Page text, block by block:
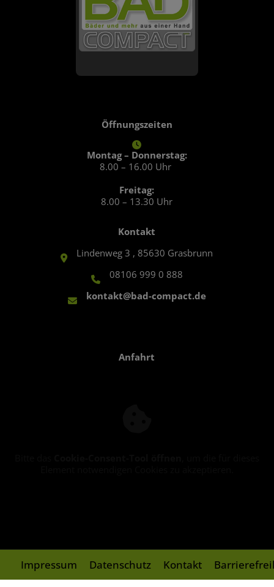
Öffnungszeiten
Montag – Donnerstag:
8.00 – 16.00 Uhr
Freitag:
8.00 – 13.30 Uhr
Kontakt
Lindenweg 3 , 85630 Grasbrunn
08106 999 0 888
kontakt@bad-compact.de
Anfahrt
Impressum Datenschutz Kontakt